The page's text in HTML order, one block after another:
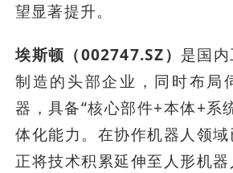
望显著提升。
埃斯顿（002747.SZ） 是国
制造的头部企业，同时布局
器，具备“核心部件+本体+系
体化能力。在协作机器人领域
正将技术积累延伸至人形机